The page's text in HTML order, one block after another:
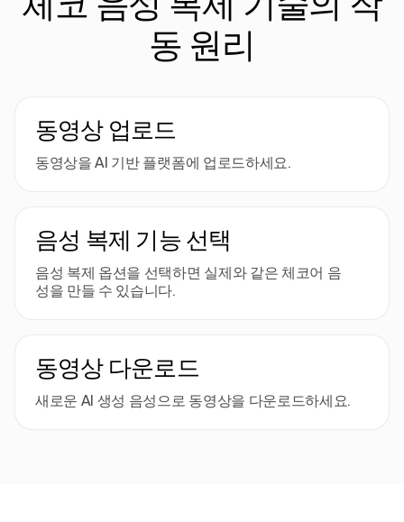
동 원리
동영상 업로드
동영상을 AI 기반 플랫폼에 업로드하세요.
음성 복제 기능 선택
음성 복제 옵션을 선택하면 실제와 같은 체코어 음
성을 만들 수 있습니다.
동영상 다운로드
새로운 AI 생성 음성으로 동영상을 다운로드하세요.